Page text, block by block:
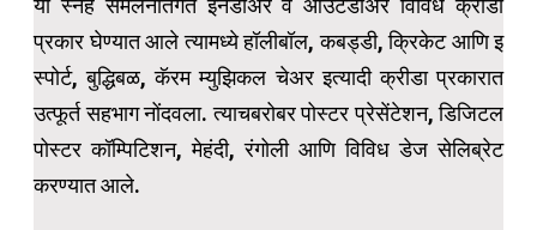
या स्नेह संमेलनातर्गत इनडोअर व आउटडोअर विविध क्रीडा
प्रकार घेण्यात आले त्यामध्ये हॉलीबॉल, कबड्डी, क्रिकेट आणि इ
स्पोर्ट, बुद्धिबळ, कॅरम म्युझिकल चेअर इत्यादी क्रीडा प्रकारात
उत्फूर्त सहभाग नोंदवला. त्याचबरोबर पोस्टर प्रेसेंटेशन, डिजिटल
पोस्टर कॉम्पिटिशन, मेहंदी, रंगोली आणि विविध डेज सेलिब्रेट
करण्यात आले.